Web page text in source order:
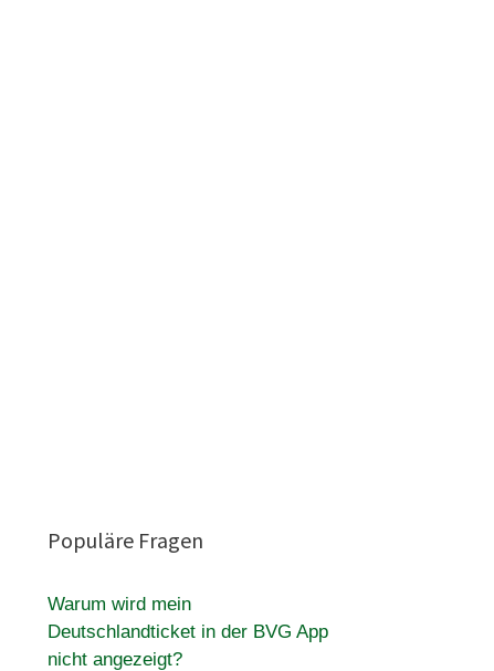
Populäre Fragen
Warum wird mein
Deutschlandticket in der BVG App
nicht angezeigt?